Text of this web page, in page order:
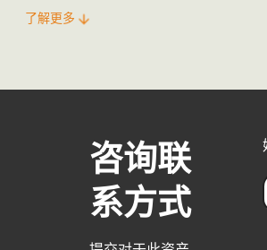
丰树商业城被誉为未来的工作场所，
同一层跨楼无缝相连，以满足大租户
地点的公司。该物业拥有全套现代化
厅和会议设施、带温水游泳池的健身
中心、诊所和自助洗衣店。宽阔的公
塘、郁郁葱葱的自然景观、艺术装置
园以及各个公共交通枢纽，进一步增
了解更多
咨询联
系方式